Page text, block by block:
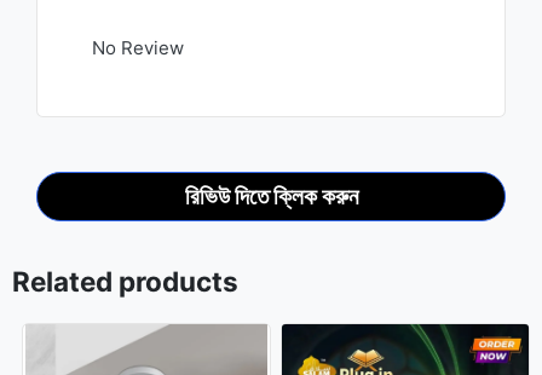
No Review
রিভিউ দিতে ক্লিক করুন
Related products